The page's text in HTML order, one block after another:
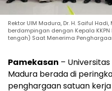
Rektor UIM Madura, Dr. H. Saiful
berdampingan dengan Kepala
tengah) Saat Menerima
Pamekasan –
Madura berada di
penghargaan satuan